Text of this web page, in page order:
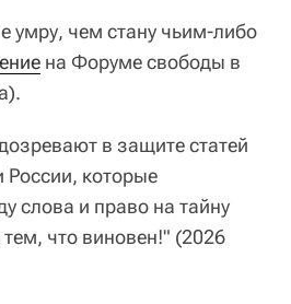
умру, чем стану чьим-либо
на Форуме свободы в
в защите статей
России, которые
слова и право на тайну
что виновен!" (2026